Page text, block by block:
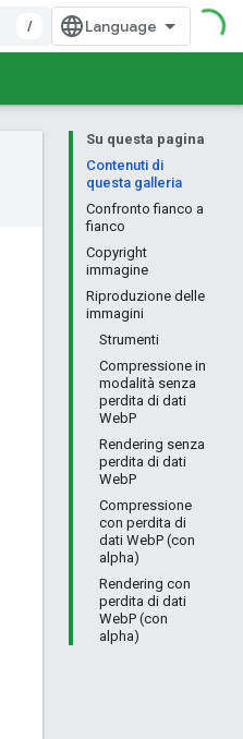
/
Su questa pagina
Contenuti di
questa galleria
Confronto fianco a
fianco
Copyright
immagine
Riproduzione delle
immagini
Strumenti
Compressione in
modalità senza
perdita di dati
WebP
Rendering senza
perdita di dati
WebP
Compressione
con perdita di
dati WebP (con
alpha)
Rendering con
perdita di dati
WebP (con
alpha)